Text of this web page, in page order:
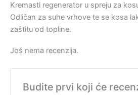
Kremasti regenerator u spreju za
Odličan za suhe vrhove te se kosa
zaštitu od topline.
Još nema recenzija.
Budite prvi koji će